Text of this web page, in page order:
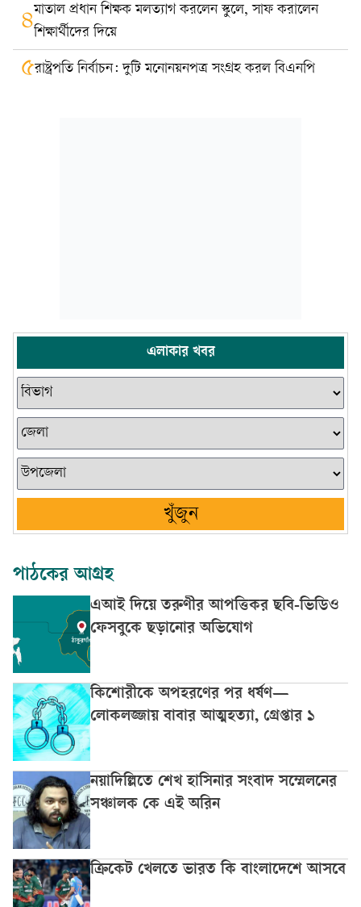
৪মাতাল প্রধান শিক্ষক মলত্যাগ করলেন স্কুলে, সাফ করালেন
শিক্ষার্থীদের দিয়ে
৫রাষ্ট্রপতি নির্বাচন: দুটি মনোনয়নপত্র সংগ্রহ করল বিএনপি
এলাকার খবর
খুঁজুন
পাঠকের আগ্রহ
এআই দিয়ে তরুণীর আপত্তিকর ছবি-ভিডিও
ফেসবুকে ছড়ানোর অভিযোগ
কিশোরীকে অপহরণের পর ধর্ষণ—
লোকলজ্জায় বাবার আত্মহত্যা, গ্রেপ্তার ১
নয়াদিল্লিতে শেখ হাসিনার সংবাদ সম্মেলনের
সঞ্চালক কে এই অরিন
ক্রিকেট খেলতে ভারত কি বাংলাদেশে আসবে